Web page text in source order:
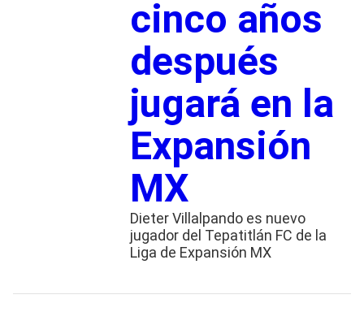
cinco años
después
jugará en la
Expansión
MX
Dieter Villalpando es nuevo
jugador del Tepatitlán FC de la
Liga de Expansión MX